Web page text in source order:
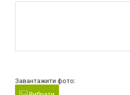
Завантажити фото: